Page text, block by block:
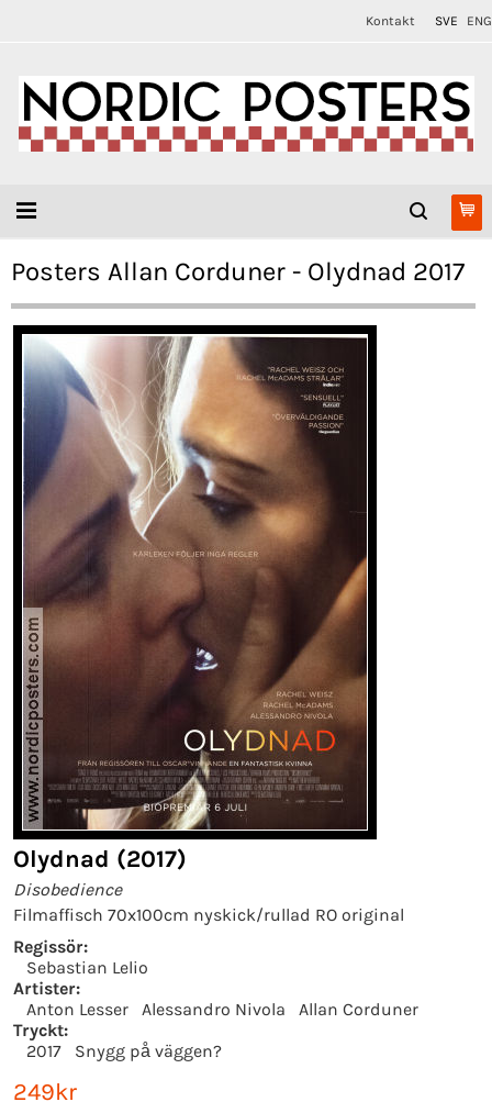
Kontakt SVE ENG
Posters Allan Corduner - Olydnad 2017
Olydnad (2017)
Disobedience
Filmaffisch 70x100cm nyskick/rullad RO original
Regissör:
Sebastian Lelio
Artister:
Anton Lesser
Alessandro Nivola
Allan Corduner
Tryckt:
2017
Snygg på väggen?
249kr